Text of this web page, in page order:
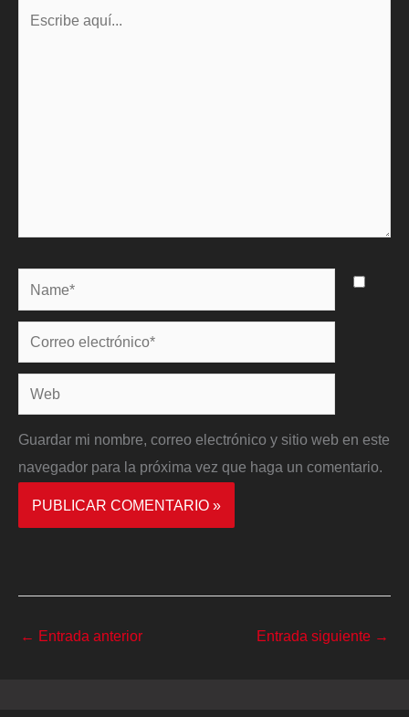
Name*
Correo
electrónico*
Web
Guardar mi nombre, correo electrónico y sitio web en este
navegador para la próxima vez que haga un comentario.
← Entrada anterior Entrada siguiente →